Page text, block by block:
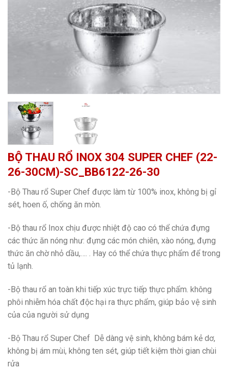
BỘ THAU RỔ INOX 304 SUPER CHEF (22-
26-30CM)-SC_BB6122-26-30
-Bộ Thau rổ Super Chef được làm từ 100% inox, không bị gỉ
sét, hoen ố, chống ăn mòn.
-Bộ thau rổ Inox chịu được nhiệt độ cao có thể chứa đựng
các thức ăn nóng như: đựng các món chiên, xào nóng, đựng
thức ăn chờ nhỏ dầu,…. . Hay có thể chứa thực phẩm để trong
tủ lạnh.
-Bộ thau rổ an toàn khi tiếp xúc trực tiếp thực phẩm. không
phôi nhiễm hóa chất độc hại ra thực phẩm, giúp bảo vệ sinh
của của người sử dụng
-Bộ Thau rổ Super Chef Dễ dàng vệ sinh, không bám kẻ dơ,
không bị ám mùi, không ten sét, giúp tiết kiệm thời gian chùi
rửa